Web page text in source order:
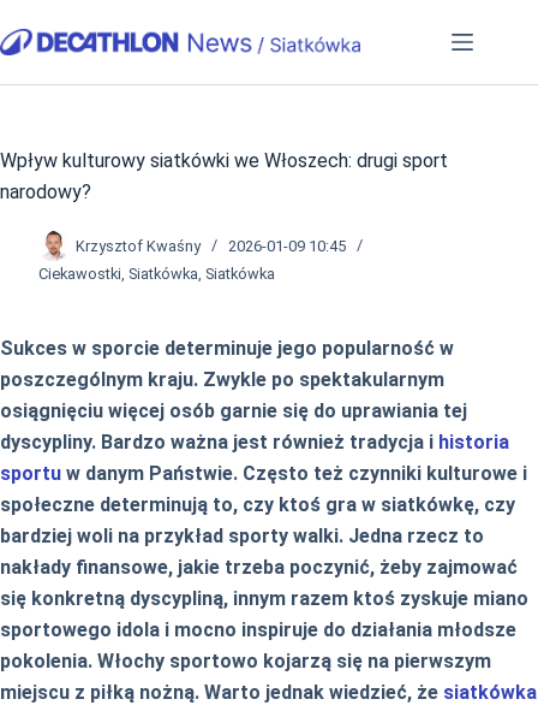
do
Wpływ kulturowy siatkówki we Włoszech: drugi sport
narodowy?
Krzysztof Kwaśny
2026-01-09 10:45
Ciekawostki, Siatkówka, Siatkówka
Sukces w sporcie determinuje jego popularność w
poszczególnym kraju. Zwykle po spektakularnym
osiągnięciu więcej osób garnie się do uprawiania tej
dyscypliny. Bardzo ważna jest również tradycja i historia
sportu w danym Państwie. Często też czynniki kulturowe i
społeczne determinują to, czy ktoś gra w siatkówkę, czy
bardziej woli na przykład sporty walki. Jedna rzecz to
nakłady finansowe, jakie trzeba poczynić, żeby zajmować
się konkretną dyscypliną, innym razem ktoś zyskuje miano
sportowego idola i mocno inspiruje do działania młodsze
pokolenia. Włochy sportowo kojarzą się na pierwszym
miejscu z piłką nożną. Warto jednak wiedzieć, że siatkówka